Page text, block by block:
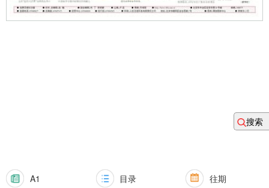
A1 目录 往期
搜索